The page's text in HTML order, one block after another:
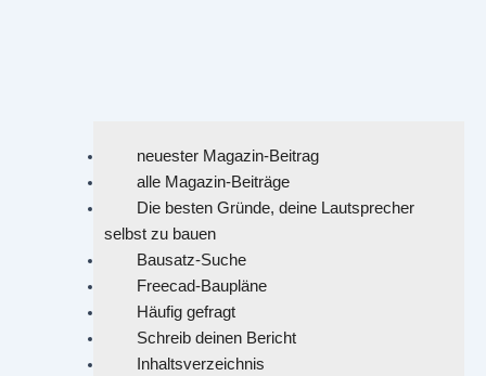
neuester Magazin-Beitrag
alle Magazin-Beiträge
Die besten Gründe, deine Lautsprecher
selbst zu bauen
Bausatz-Suche
Freecad-Baupläne
Häufig gefragt
Schreib deinen Bericht
Inhaltsverzeichnis